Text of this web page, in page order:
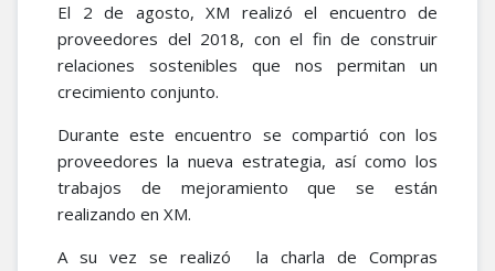
El 2 de agosto, XM realizó el encuentro de
proveedores del 2018, con el fin de construir
relaciones sostenibles que nos permitan un
crecimiento conjunto.
Durante este encuentro se compartió con los
proveedores la nueva estrategia, así como los
trabajos de mejoramiento que se están
realizando en XM.
A su vez se realizó la charla de Compras